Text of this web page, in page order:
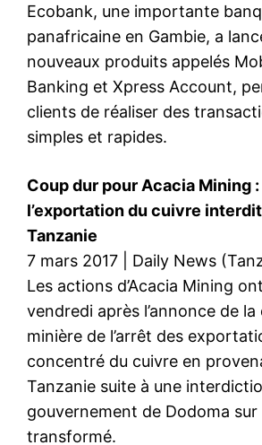
Ecobank, une importante
panafricaine en Gambie, a
nouveaux produits appelés
Banking et Xpress Account,
clients de réaliser des
simples et rapides.
Coup dur pour Acacia Mining :
l’exportation du cuivre
Tanzanie
7 mars 2017 | Daily News
Les actions d’Acacia Mining
vendredi après l’annonce de
minière de l’arrêt des
concentré du cuivre en
Tanzanie suite à une
gouvernement de Dodoma
transformé.